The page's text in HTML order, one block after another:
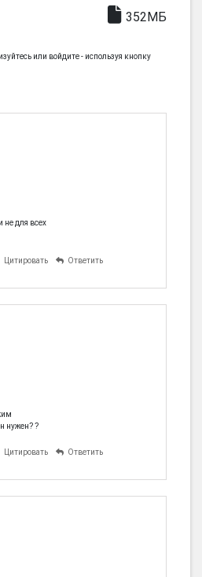
352МБ
или войдите - используя кнопку
не для всех
Цитировать Ответить
нужен? ?
Цитировать Ответить